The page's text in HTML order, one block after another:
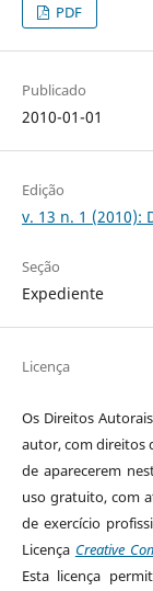
PDF
Publicado
2010-01-01
Edição
v. 13 n. 1 (2010):
Seção
Expediente
Licença
Os Direitos
autor, com direitos
de aparecerem
uso gratuito, com
de exercício
Licença Creative
Esta licença